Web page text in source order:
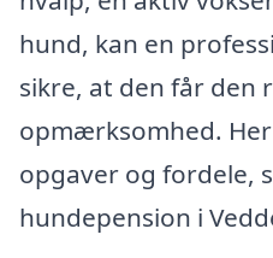
hund, kan en
sikre, at den får den
opmærksomhed.
opgaver og fordele,
hundepension i